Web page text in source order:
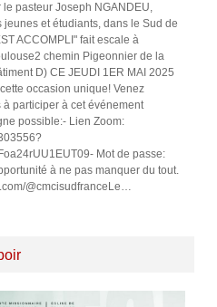
pasteur Joseph NGANDEU,
et étudiants, dans le Sud de
ACCOMPLI" fait escale à
chemin Pigeonnier de la
D) CE JEUDI 1ER MAI 2025
occasion unique! Venez
participer à cet événement
possible:- Lien Zoom:
Mot de passe:
à ne pas manquer du tout.
@cmcisudfranceLe…